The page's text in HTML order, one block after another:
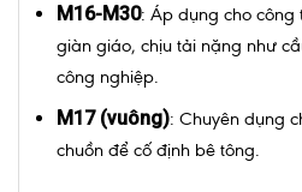
M16-M30: Áp dụng cho công
giàn giáo, chịu tải nặng như
công nghiệp.
M17 (vuông): Chuyên dụng
chuồn để cố định bê tông.